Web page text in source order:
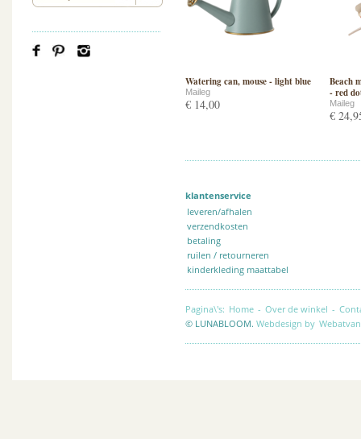
Watering can, mouse - light blue
Maileg
€ 14,00
Beach
- red
Maileg
€
klantenservice
leveren/afhalen
verzendkosten
betaling
ruilen / retourneren
kinderkleding maattabel
Pagina\'s: Home - Over de winkel -
© LUNABLOOM. Webdesign by